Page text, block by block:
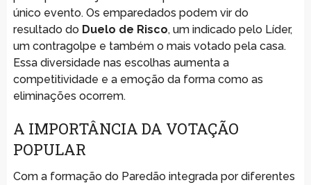
único evento. Os emparedados podem vir do
resultado do Duelo de Risco, um indicado pelo Líder,
um contragolpe e também o mais votado pela casa.
Essa diversidade nas escolhas aumenta a
competitividade e a emoção da forma como as
eliminações ocorrem.
A IMPORTÂNCIA DA VOTAÇÃO
POPULAR
Com a formação do Paredão integrada por diferentes